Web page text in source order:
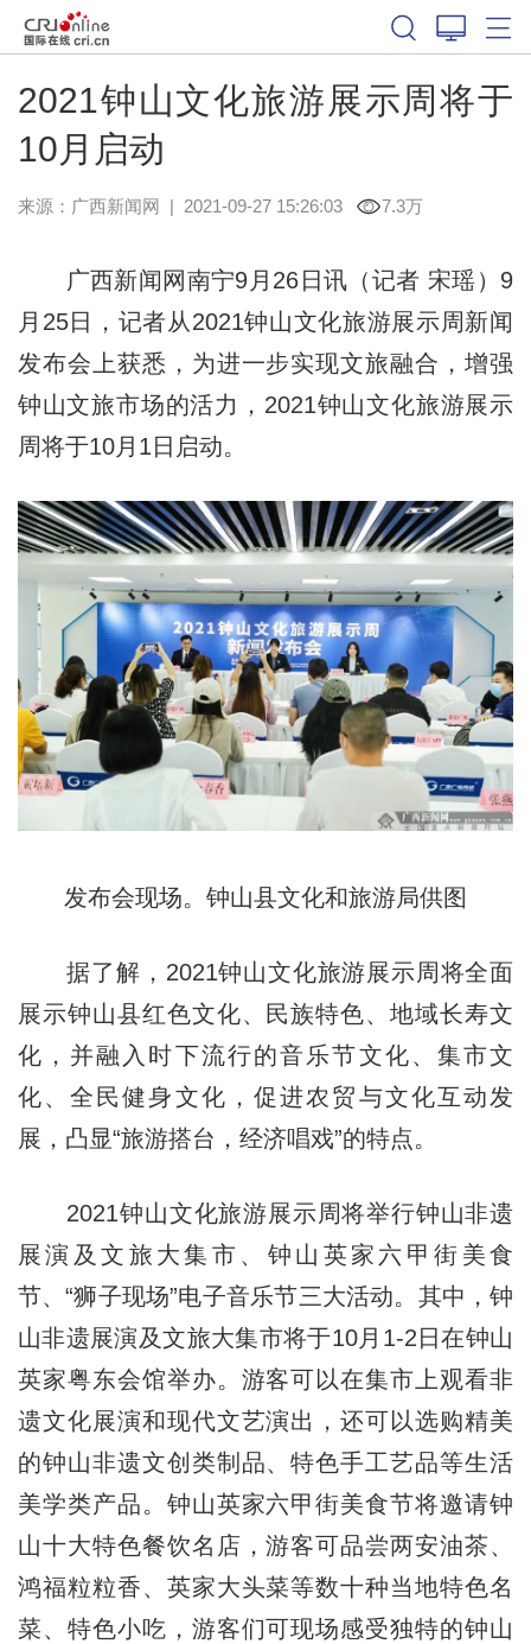
2021钟山文化旅游展示周将于
10月启动
来源： 广西新闻网 | 2021-09-27 15:26:03 7.3万
广西新闻网南宁9月26日讯（记者 宋瑶）9
月25日，记者从2021钟山文化旅游展示周新闻
发布会上获悉，为进一步实现文旅融合，增强
钟山文旅市场的活力，2021钟山文化旅游展示
周将于10月1日启动。
发布会现场。钟山县文化和旅游局供图
据了解，2021钟山文化旅游展示周将全面
展示钟山县红色文化、民族特色、地域长寿文
化，并融入时下流行的音乐节文化、集市文
化、全民健身文化，促进农贸与文化互动发
展，凸显“旅游搭台，经济唱戏”的特点。
2021钟山文化旅游展示周将举行钟山非遗
展演及文旅大集市、钟山英家六甲街美食
节、“狮子现场”电子音乐节三大活动。其中，钟
山非遗展演及文旅大集市将于10月1-2日在钟山
英家粤东会馆举办。游客可以在集市上观看非
遗文化展演和现代文艺演出，还可以选购精美
的钟山非遗文创类制品、特色手工艺品等生活
美学类产品。钟山英家六甲街美食节将邀请钟
山十大特色餐饮名店，游客可品尝两安油茶、
鸿福粒粒香、英家大头菜等数十种当地特色名
菜、特色小吃，游客们可现场感受独特的钟山